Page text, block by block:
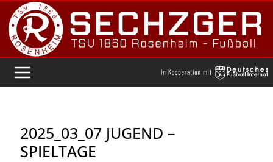
Zum
Inhalt
springen
2025_03_07 JUGEND –
SPIELTAGE